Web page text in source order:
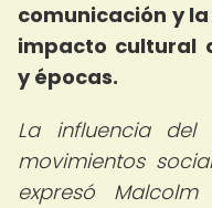
comunicación y
impacto cultural
y épocas.
La influencia del
movimientos
expresó Malcolm